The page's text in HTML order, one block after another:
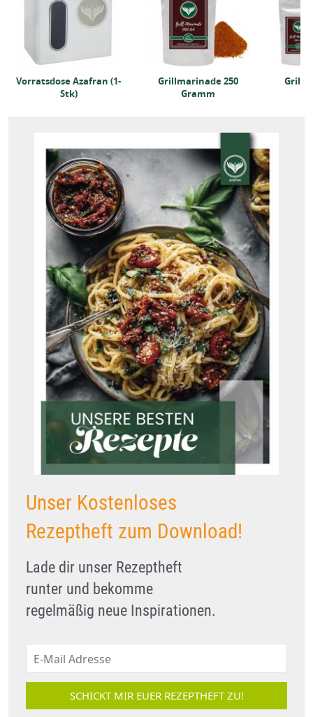
Vorratsdose Azafran (1-
Stk)
Grillmarinade 250
Gramm
Unser Kostenloses
Rezeptheft zum Download!
Lade dir unser Rezeptheft
runter und bekomme
regelmäßig neue Inspirationen.
SCHICKT MIR EUER REZEPTHEFT ZU!